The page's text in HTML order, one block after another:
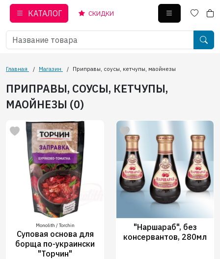
КАТАЛОГ СКИДКИ
Главная / Магазин / Приправы, соусы, кетчупы, маойнезы
ПРИПРАВЫ, СОУСЫ, КЕТЧУПЫ,
МАОЙНЕЗЫ (0)
Monolith / Torchin
Суповая основа для
борща по-украински
"Торчин"
"Наршараб", без
консервантов, 280мл